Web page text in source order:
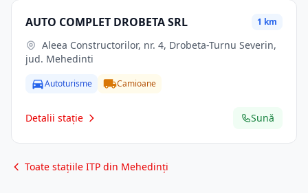
AUTO COMPLET DROBETA SRL 1 km
jud. Mehedinti
Autoturisme Camioane
Detalii stație Sună
Toate stațiile ITP din Mehedinți